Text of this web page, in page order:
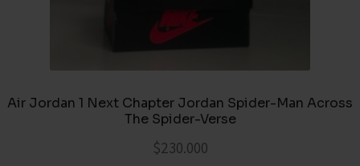
Air Jordan 1 Next Chapter Jordan Spider-Man Across
The Spider-Verse
$230.000